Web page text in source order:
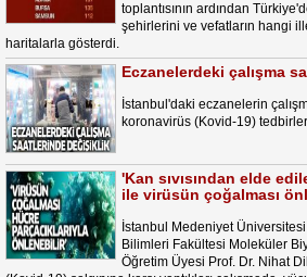
toplantısının ardından
şehirlerini ve vefatların hangi
haritalarla gösterdi.
Eczanelerdeki çalışma
İstanbul'daki eczanelerin
koronavirüs (Kovid-19)
'Kan sıvısından elde
ile virüsün çoğalması
İstanbul Medeniyet
Bilimleri Fakültesi Moleküler
Öğretim Üyesi Prof. Dr. Nihat